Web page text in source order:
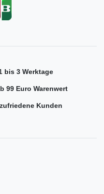
bis 3 Werktage
99 Euro Warenwert
Kunden